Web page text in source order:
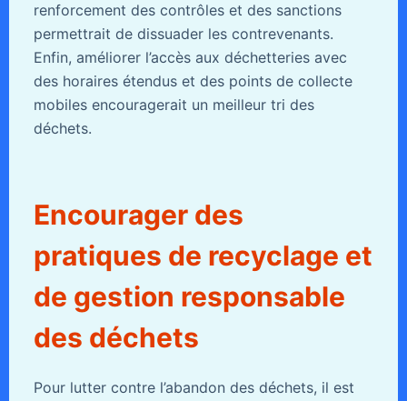
renforcement des contrôles et des sanctions
permettrait de dissuader les contrevenants.
Enfin, améliorer l’accès aux déchetteries avec
des horaires étendus et des points de collecte
mobiles encouragerait un meilleur tri des
déchets.
Encourager des
pratiques de recyclage et
de gestion responsable
des déchets
Pour lutter contre l’abandon des déchets, il est